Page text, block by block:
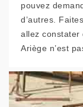
pouvez
d’autres.
allez constater
Ariège n’est